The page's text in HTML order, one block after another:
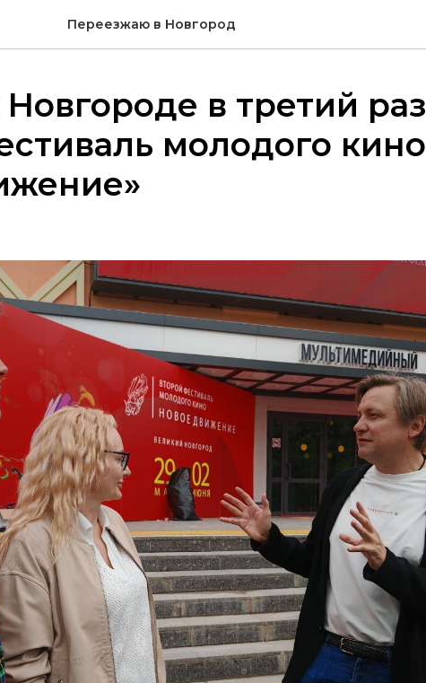
Переезжаю в Новгород
в третий раз
молодого кино